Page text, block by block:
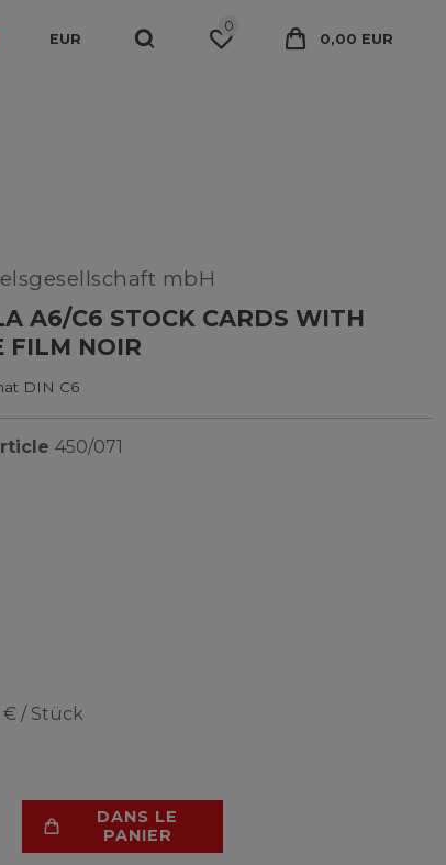
EUR
0
0,00 EUR
mbH
A6/C6 STOCK CARDS WITH
FILM NOIR
DIN C6
450/071
€ / Stück
DANS LE
PANIER